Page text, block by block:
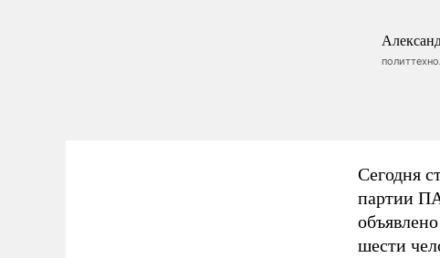
Сегодня
партии
шести